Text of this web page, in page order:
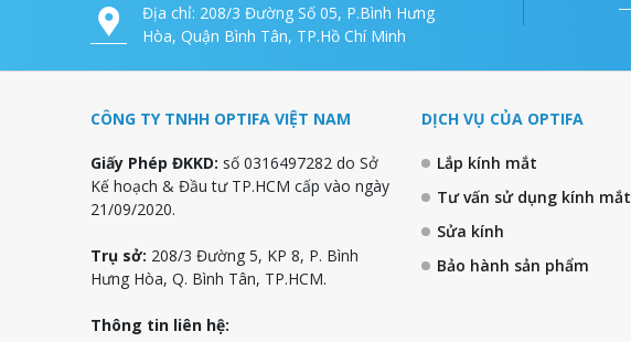
Địa chỉ: 208/3 Đường Số 05, P.Bình Hưng
Hòa, Quận Bình Tân, TP.Hồ Chí Minh
CÔNG TY TNHH OPTIFA VIỆT NAM
Giấy Phép ĐKKD: số 0316497282 do Sở
Kế hoạch & Đầu tư TP.HCM cấp vào ngày
21/09/2020.
Trụ sở: 208/3 Đường 5, KP 8, P. Bình
Hưng Hòa, Q. Bình Tân, TP.HCM.
Thông tin liên hệ:
DỊCH VỤ CỦA OPTIFA
Lắp kính mắt
Tư vấn sử dụng kính mắt
Sửa kính
Bảo hành sản phẩm